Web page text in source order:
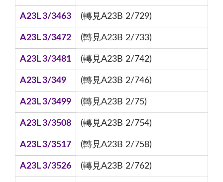
A23L 3/3463 (轉見A23B 2/729)
A23L 3/3472 (轉見A23B 2/733)
A23L 3/3481 (轉見A23B 2/742)
A23L 3/349 (轉見A23B 2/746)
A23L 3/3499 (轉見A23B 2/75)
A23L 3/3508 (轉見A23B 2/754)
A23L 3/3517 (轉見A23B 2/758)
A23L 3/3526 (轉見A23B 2/762)